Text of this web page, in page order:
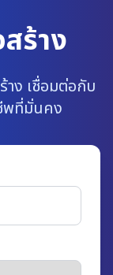
ร้าง
าง เชื่อมต่อกับ
พที่มั่นคง